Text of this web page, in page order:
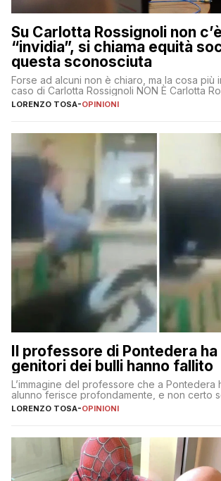
Su Carlotta Rossignoli non
“invidia”, si chiama equità
questa sconosciuta
Forse ad alcuni non è chiaro, ma la cosa più
caso di Carlotta Rossignoli NON È Carlotta
LORENZO TOSA-OPINIONI
Il professore di Pontedera
genitori dei bulli hanno fallito
L’immagine del professore che a Pontedera
alunno ferisce profondamente, e non certo
LORENZO TOSA-OPINIONI